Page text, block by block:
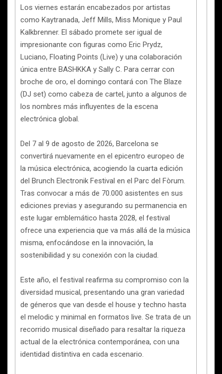
Los viernes estarán encabezados por artistas
como Kaytranada, Jeff Mills, Miss Monique y Paul
Kalkbrenner. El sábado promete ser igual de
impresionante con figuras como Eric Prydz,
Luciano, Floating Points (Live) y una colaboración
única entre BASHKKA y Sally C. Para cerrar con
broche de oro, el domingo contará con The Blaze
(DJ set) como cabeza de cartel, junto a algunos de
los nombres más influyentes de la escena
electrónica global.
Del 7 al 9 de agosto de 2026, Barcelona se
convertirá nuevamente en el epicentro europeo de
la música electrónica, acogiendo la cuarta edición
del Brunch Electronik Festival en el Parc del Fòrum.
Tras convocar a más de 70.000 asistentes en sus
ediciones previas y asegurando su permanencia en
este lugar emblemático hasta 2028, el festival
ofrece una experiencia que va más allá de la música
misma, enfocándose en la innovación, la
sostenibilidad y su conexión con la ciudad.
Este año, el festival reafirma su compromiso con la
diversidad musical, presentando una gran variedad
de géneros que van desde el house y techno hasta
el melodic y minimal en formatos live. Se trata de un
recorrido musical diseñado para resaltar la riqueza
actual de la electrónica contemporánea, con una
identidad distintiva en cada escenario.